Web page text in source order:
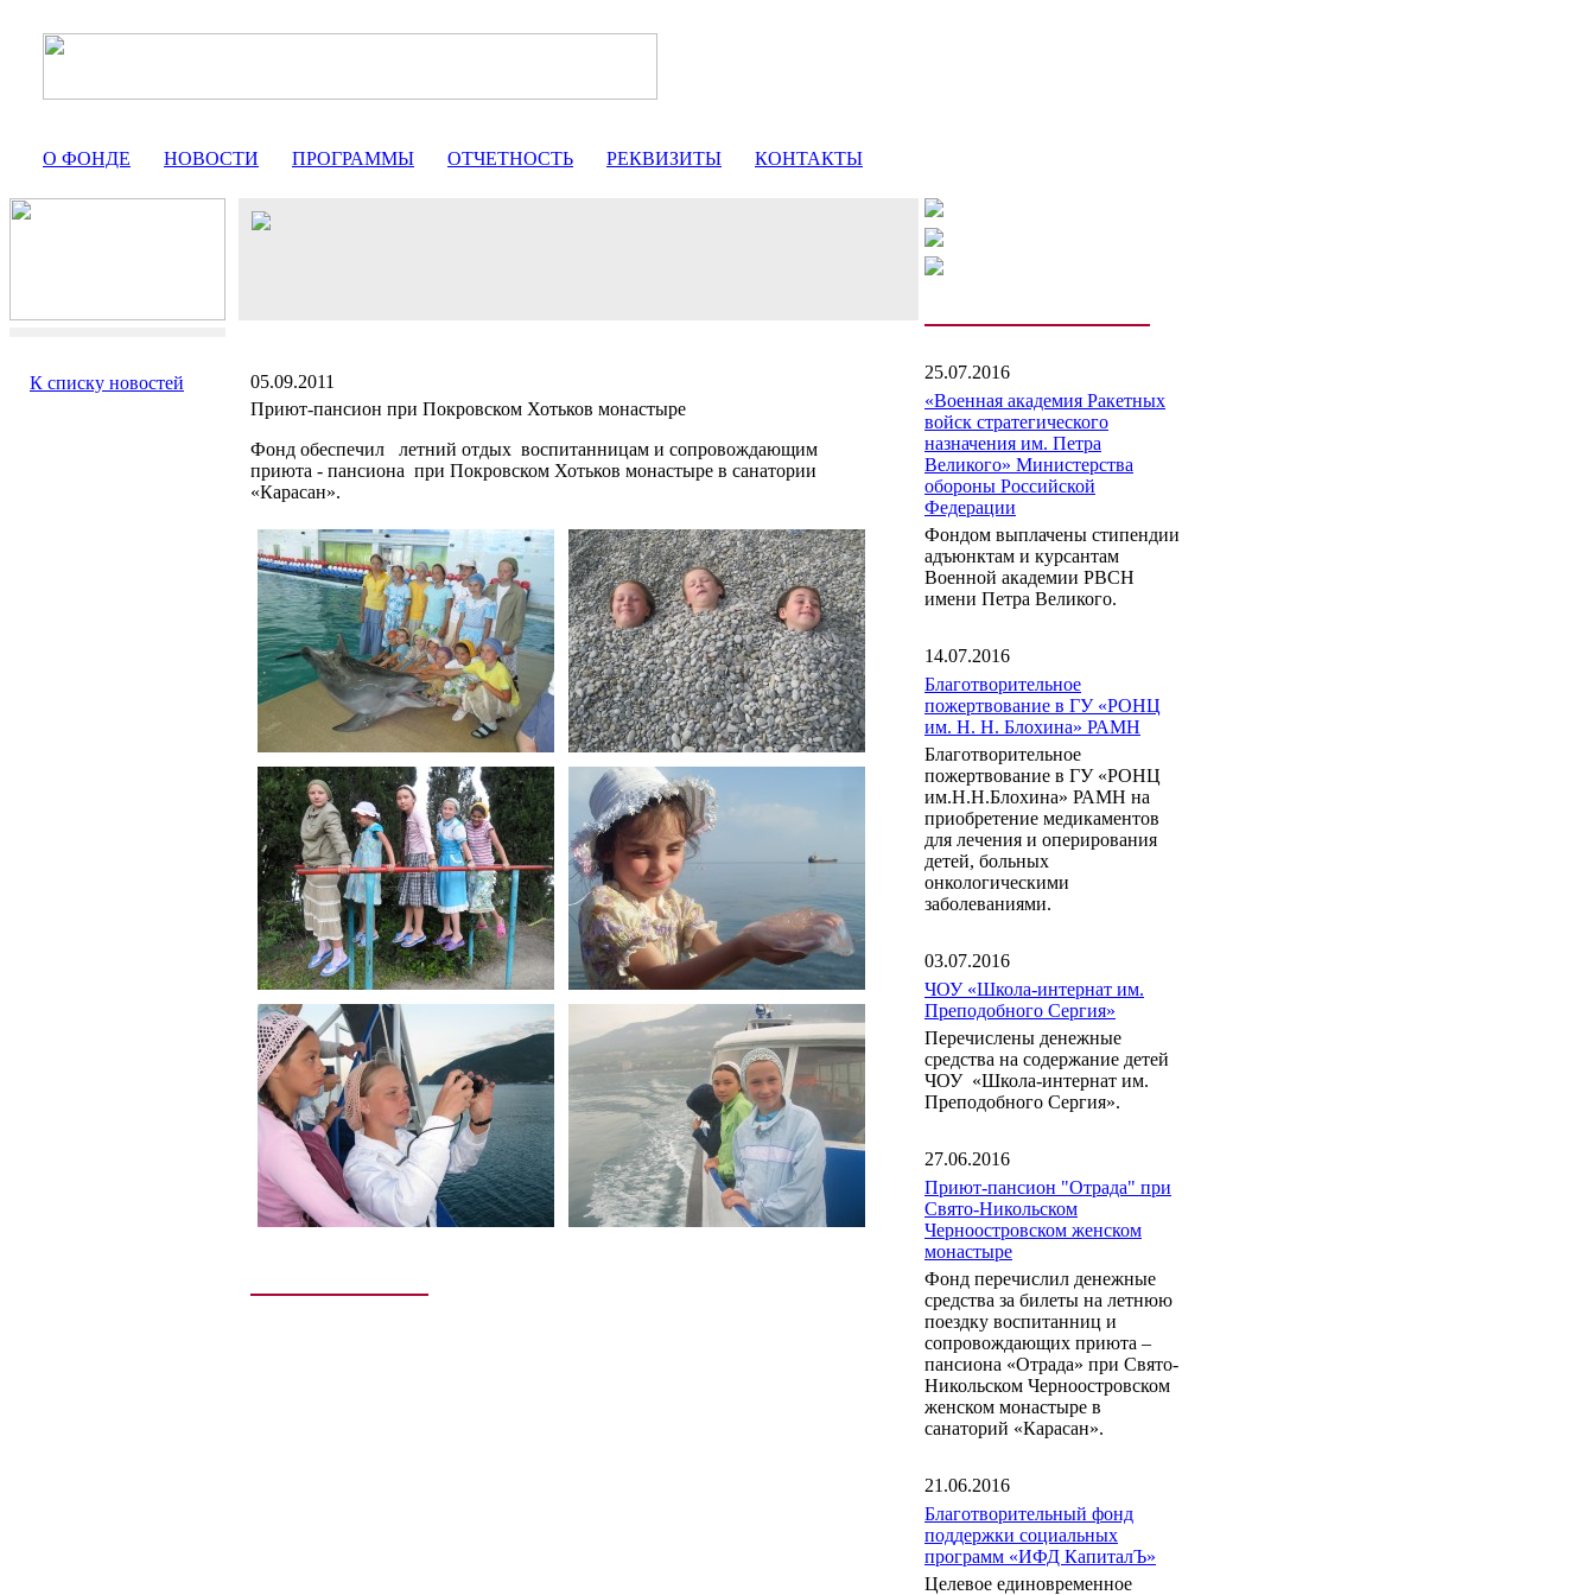
О ФОНДЕ НОВОСТИ ПРОГРАММЫ ОТЧЕТНОСТЬ РЕКВИЗИТЫ КОНТАКТЫ
К списку новостей
05.09.2011
Приют-пансион при Покровском Хотьков монастыре
Фонд обеспечил
летний отдых воспитанницам и сопровождающим
приюта - пансиона при Покровском Хотьков монастыре в санатории
«Карасан».
25.07.2016
«Военная академия Ракетных
войск стратегического
назначения им. Петра
Великого» Министерства
обороны Российской
Федерации
Фондом выплачены стипендии
адъюнктам и курсантам
Военной академии РВСН
имени Петра Великого.
14.07.2016
Благотворительное
пожертвование в ГУ «РОНЦ
им. Н. Н. Блохина» РАМН
Благотворительное
пожертвование в ГУ «РОНЦ
им.Н.Н.Блохина» РАМН на
приобретение медикаментов
для лечения и оперирования
детей, больных
онкологическими
заболеваниями.
03.07.2016
ЧОУ «Школа-интернат им.
Преподобного Сергия»
Перечислены денежные
средства на содержание детей
ЧОУ «Школа-интернат им.
Преподобного Сергия».
27.06.2016
Приют-пансион "Отрада" при
Свято-Никольском
Черноостровском женском
монастыре
Фонд перечислил денежные
средства за билеты на летнюю
поездку воспитанниц и
сопровождающих приюта –
пансиона «Отрада» при Свято-
Никольском Черноостровском
женском монастыре в
санаторий «Карасан».
21.06.2016
Благотворительный фонд
поддержки социальных
программ «ИФД КапиталЪ»
Целевое единовременное